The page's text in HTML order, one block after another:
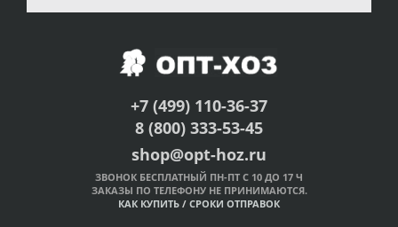
+7 (499) 110-36-37
8 (800) 333-53-45
shop@opt-hoz.ru
ЗВОНОК БЕСПЛАТНЫЙ ПН-ПТ С 10 ДО 17 Ч
ЗАКАЗЫ ПО ТЕЛЕФОНУ НЕ ПРИНИМАЮТСЯ.
КАК КУПИТЬ / СРОКИ ОТПРАВОК